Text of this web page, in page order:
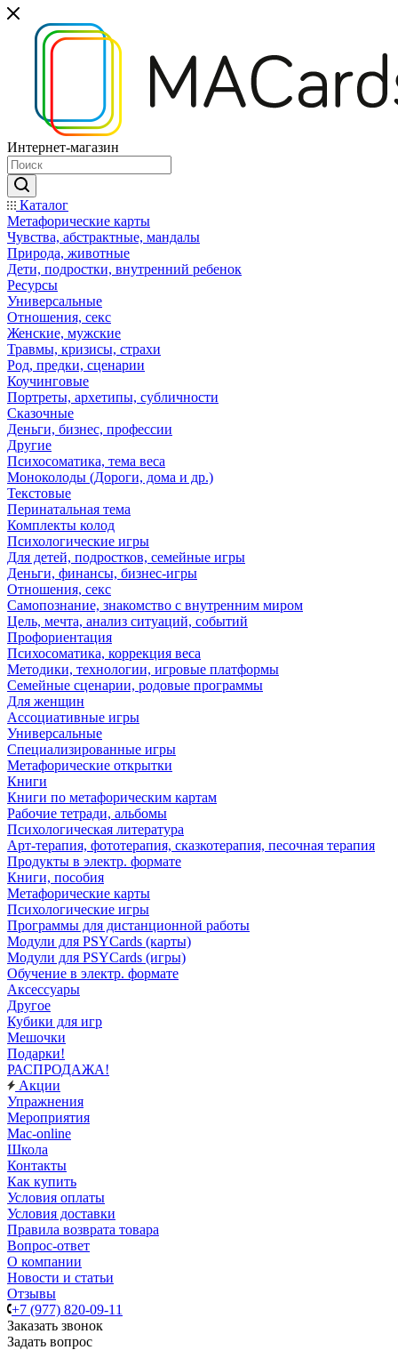
Интернет-магазин
Каталог
Mетафорические карты
Чувства, абстрактные, мандалы
Природа, животные
Дети, подростки, внутренний ребенок
Ресурсы
Универсальные
Отношения, секс
Женские, мужские
Травмы, кризисы, страхи
Род, предки, сценарии
Коучинговые
Портреты, архетипы, субличности
Сказочные
Деньги, бизнес, профессии
Другие
Психосоматика, тема веса
Моноколоды (Дороги, дома и др.)
Текстовые
Перинатальная тема
Комплекты колод
Психологические игры
Для детей, подростков, семейные игры
Деньги, финансы, бизнес-игры
Отношения, секс
Самопознание, знакомство с внутренним миром
Цель, мечта, анализ ситуаций, событий
Профориентация
Психосоматика, коррекция веса
Методики, технологии, игровые платформы
Семейные сценарии, родовые программы
Для женщин
Ассоциативные игры
Универсальные
Специализированные игры
Метафорические открытки
Книги
Книги по метафорическим картам
Рабочие тетради, альбомы
Психологическая литература
Арт-терапия, фототерапия, сказкотерапия, песочная терапия
Продукты в электр. формате
Книги, пособия
Метафорические карты
Психологические игры
Программы для дистанционной работы
Модули для PSYCards (карты)
Модули для PSYCards (игры)
Обучение в электр. формате
Аксессуары
Другое
Кубики для игр
Мешочки
Подарки!
РАСПРОДАЖА!
Акции
Упражнения
Мероприятия
Mac-online
Школа
Контакты
Как купить
Условия оплаты
Условия доставки
Правила возврата товара
Вопрос-ответ
О компании
Новости и статьи
Отзывы
+7 (977) 820-09-11
Заказать звонок
Задать вопрос